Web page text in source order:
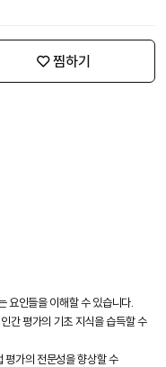
찜하기
요인들을 이해할 수 있습니다.
간 평가의 기초 지식을 습득할 수
평가의 전문성을 향상할 수